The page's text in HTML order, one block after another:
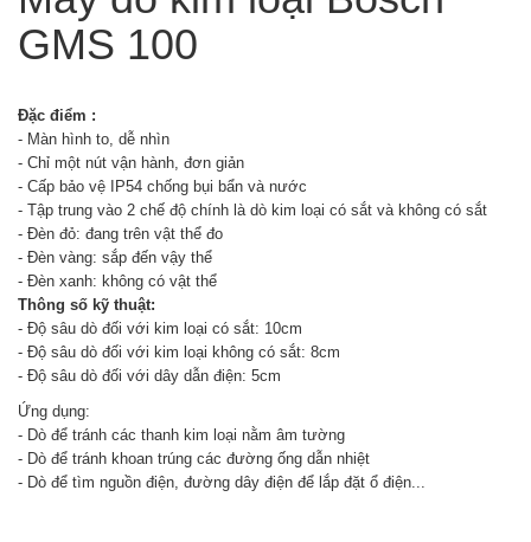
GMS 100
Đặc điểm :
- Màn hình to, dễ nhìn
- Chỉ một nút vận hành, đơn giản
- Cấp bảo vệ IP54 chống bụi bẩn và nước
- Tập trung vào 2 chế độ chính là dò kim loại có sắt và không có sắt
- Đèn đỏ: đang trên vật thể đo
- Đèn vàng: sắp đến vậy thể
- Đèn xanh: không có vật thể
Thông số kỹ thuật:
- Độ sâu dò đối với kim loại có sắt: 10cm
- Độ sâu dò đối với kim loại không có sắt: 8cm
- Độ sâu dò đối với dây dẫn điện: 5cm
Ứng dụng:
- Dò để tránh các thanh kim loại nằm âm tường
- Dò để tránh khoan trúng các đường ống dẫn nhiệt
- Dò để tìm nguồn điện, đường dây điện để lắp đặt ổ điện...